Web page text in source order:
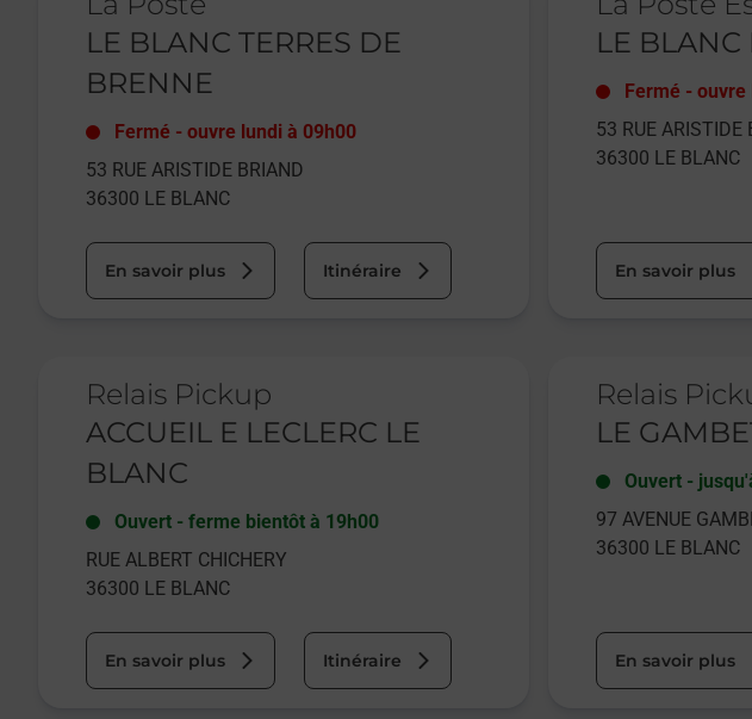
LE BLANC TERRES DE
BRENNE
Fermé - ouvre lundi à 09h00
53 RUE ARISTIDE BRIAND
36300 LE BLANC
En savoir plus Itinéraire
LE BLANC
Fermé - ouvre
53 RUE ARISTIDE
36300 LE BLANC
En savoir plus
Relais Pickup
ACCUEIL E LECLERC LE
BLANC
Ouvert - ferme bientôt à 19h00
RUE ALBERT CHICHERY
36300 LE BLANC
En savoir plus Itinéraire
Relais
LE
Ouvert-
97 AVENUE
36300 LE BLANC
En savoir plus